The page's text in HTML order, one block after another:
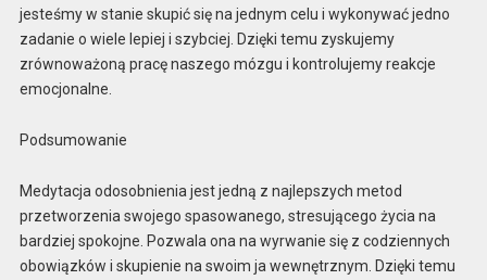
jesteśmy w stanie skupić się na jednym celu i wykonywać jedno
zadanie o wiele lepiej i szybciej. Dzięki temu zyskujemy
zrównoważoną pracę naszego mózgu i kontrolujemy reakcje
emocjonalne.
Podsumowanie
Medytacja odosobnienia jest jedną z najlepszych metod
przetworzenia swojego spasowanego, stresującego życia na
bardziej spokojne. Pozwala ona na wyrwanie się z codziennych
obowiązków i skupienie na swoim ja wewnętrznym. Dzięki temu